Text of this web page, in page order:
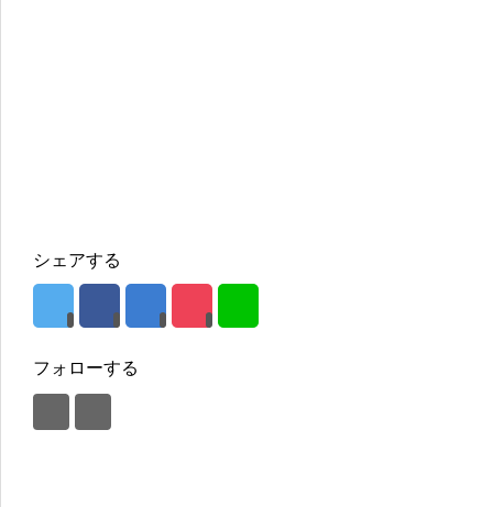
シェアする
フォローする